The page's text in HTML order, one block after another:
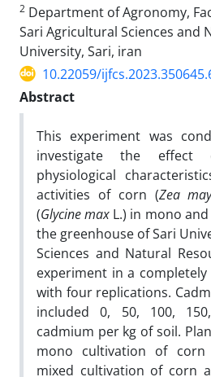
2 Department of Agronomy,
Sari Agricultural Sciences and
University, Sari, iran
10.22059/
Abstract
This experiment was
investigate the
physiological
activities of corn (Zea
(Glycine max L.) in mono
the greenhouse of Sari
Sciences and Natural
experiment in a
with four replications.
included 0, 50, 100,
cadmium per kg of soil.
mono cultivation of corn
mixed cultivation of corn